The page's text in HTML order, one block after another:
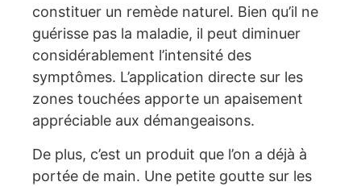
constituer un remède naturel. Bien qu’il ne
guérisse pas la maladie, il peut diminuer
considérablement l’intensité des
symptômes. L’application directe sur les
zones touchées apporte un apaisement
appréciable aux démangeaisons.
De plus, c’est un produit que l’on a déjà à
portée de main. Une petite goutte sur les